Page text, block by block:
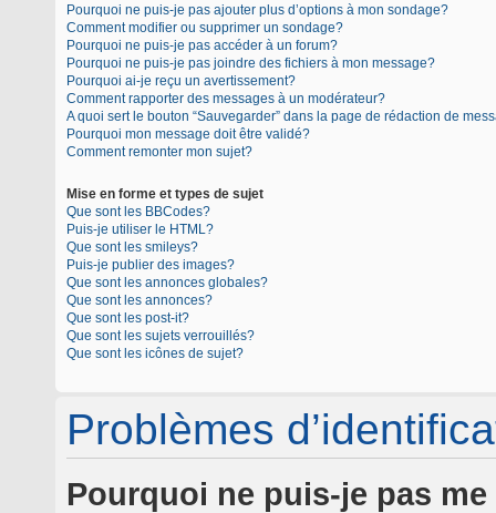
Pourquoi ne puis-je pas ajouter plus d’options à mon sondage?
Comment modifier ou supprimer un sondage?
Pourquoi ne puis-je pas accéder à un forum?
Pourquoi ne puis-je pas joindre des fichiers à mon message?
Pourquoi ai-je reçu un avertissement?
Comment rapporter des messages à un modérateur?
A quoi sert le bouton “Sauvegarder” dans la page de rédaction de
Pourquoi mon message doit être validé?
Comment remonter mon sujet?
Mise en forme et types de sujet
Que sont les BBCodes?
Puis-je utiliser le HTML?
Que sont les smileys?
Puis-je publier des images?
Que sont les annonces globales?
Que sont les annonces?
Que sont les post-it?
Que sont les sujets verrouillés?
Que sont les icônes de sujet?
Problèmes
Pourquoi ne puis-je pas